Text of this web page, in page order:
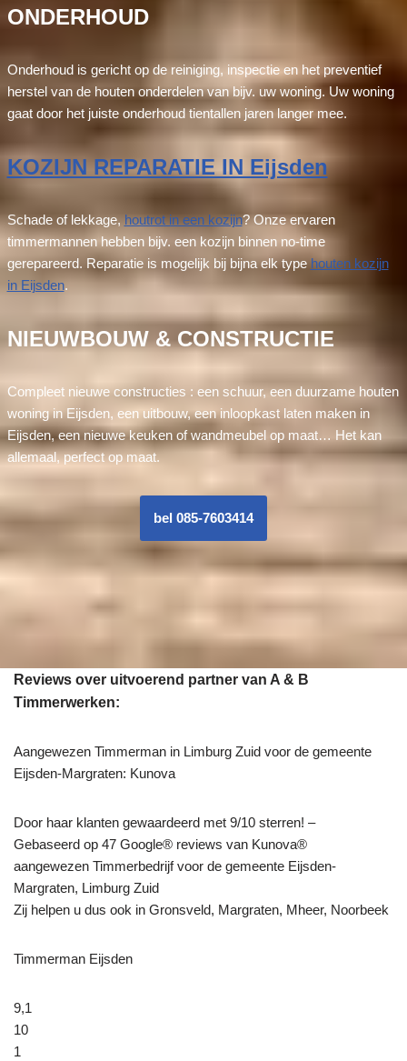
ONDERHOUD
Onderhoud is gericht op de reiniging, inspectie en het preventief
herstel van de houten onderdelen van bijv. uw woning. Uw woning
gaat door het juiste onderhoud tientallen jaren langer mee.
KOZIJN REPARATIE IN Eijsden
Schade of lekkage, houtrot in een kozijn? Onze ervaren
timmermannen hebben bijv. een kozijn binnen no-time
gerepareerd. Reparatie is mogelijk bij bijna elk type houten kozijn
in Eijsden.
NIEUWBOUW & CONSTRUCTIE
Compleet nieuwe constructies : een schuur, een duurzame houten
woning in Eijsden, een uitbouw, een inloopkast laten maken in
Eijsden, een nieuwe keuken of wandmeubel op maat… Het kan
allemaal, perfect op maat.
bel 085-7603414
Reviews over uitvoerend partner van A & B
Timmerwerken:
Aangewezen Timmerman in Limburg Zuid voor de gemeente
Eijsden-Margraten: Kunova
Door haar klanten gewaardeerd met 9/10 sterren! –
Gebaseerd op 47 Google® reviews van Kunova®
aangewezen Timmerbedrijf voor de gemeente Eijsden-
Margraten, Limburg Zuid
Zij helpen u dus ook in Gronsveld, Margraten, Mheer, Noorbeek
Timmerman Eijsden
9,1
10
1